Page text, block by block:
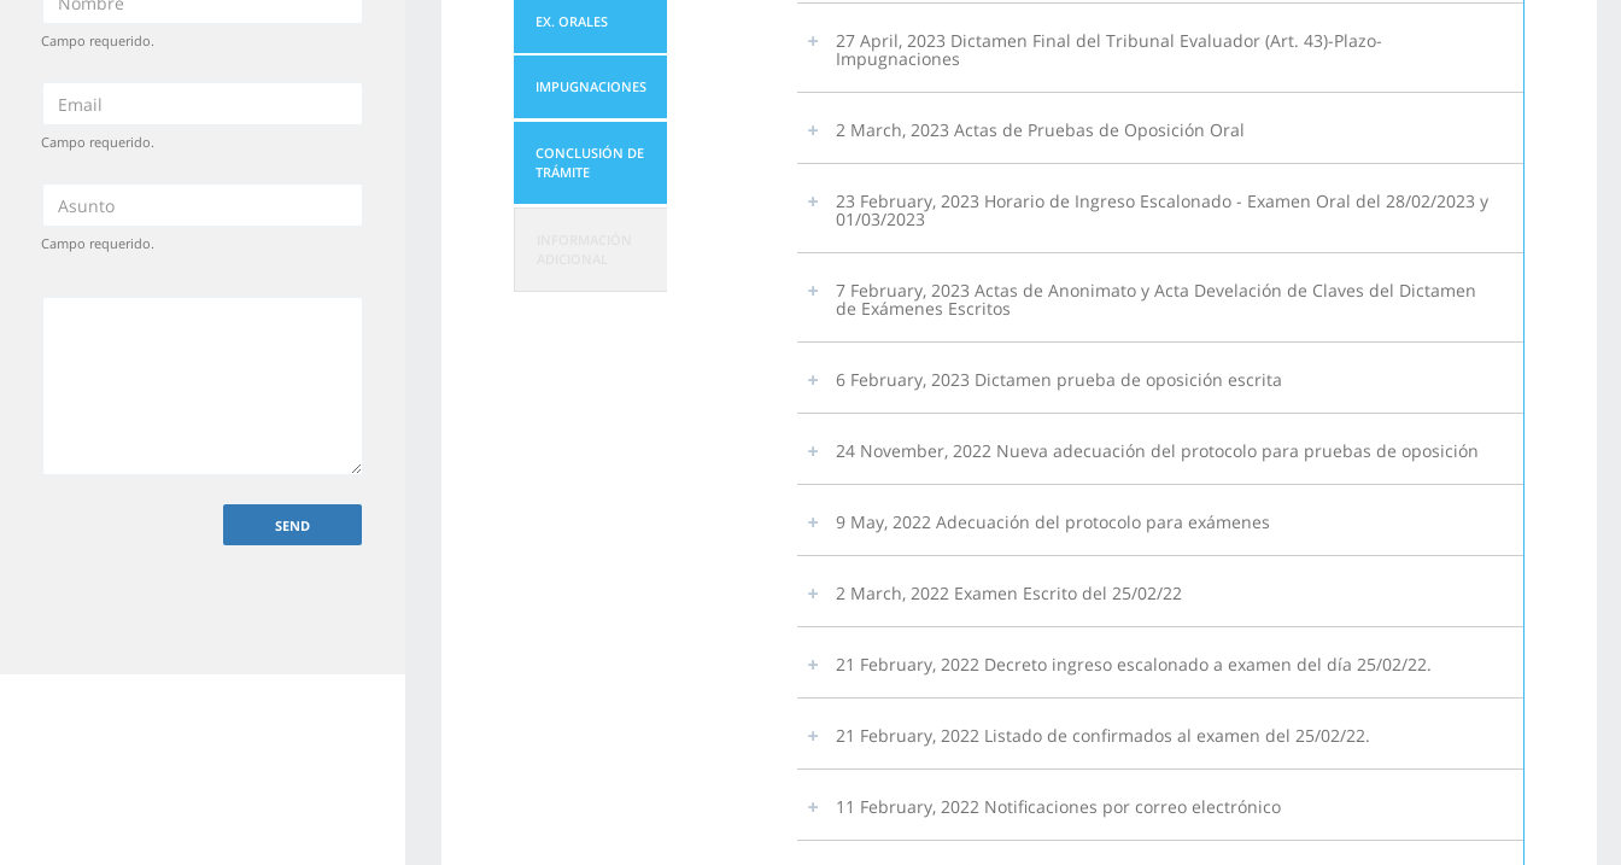
Campo requerido.
Campo requerido.
Campo requerido.
EX. ORALES
IMPUGNACIONES
CONCLUSIÓN DE
TRÁMITE
27 April, 2023 Dictamen Final del Tribunal Evaluador (Art. 43)-Plazo-
Impugnaciones
2 March, 2023 Actas de Pruebas de Oposición Oral
23 February, 2023 Horario de Ingreso Escalonado - Examen Oral del 28/02/2023 y
01/03/2023
7 February, 2023 Actas de Anonimato y Acta Develación de Claves del Dictamen
de Exámenes Escritos
6 February, 2023 Dictamen prueba de oposición escrita
24 November, 2022 Nueva adecuación del protocolo para pruebas de oposición
9 May, 2022 Adecuación del protocolo para exámenes
2 March, 2022 Examen Escrito del 25/02/22
21 February, 2022 Decreto ingreso escalonado a examen del día 25/02/22.
21 February, 2022 Listado de confirmados al examen del 25/02/22.
11 February, 2022 Notificaciones por correo electrónico